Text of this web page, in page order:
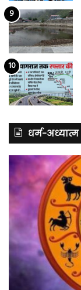
धर्म-अध्यात्म